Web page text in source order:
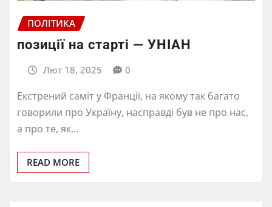
ПОЛІТИКА
позиції на старті — УНІАН
Лют 18, 2025 0
Екстрений саміт у Франції, на якому так багато
говорили про Україну, насправді був не про нас,
а про те, як…
READ MORE